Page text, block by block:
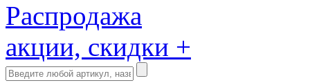
Распродажа
акции, скидки +